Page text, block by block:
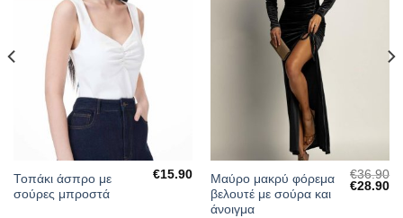
ΠΡΌΣΘΉΚΗ
ΣΤΗΝ
ΛΊΣΤΑ
ΕΠΙΘΥΜΙΏΝ
Τοπάκι άσπρο με
σούρες μπροστά
€15.90
ΠΡΌΣΘΉΚΗ
ΣΤΗΝ
ΛΊΣΤΑ
ΕΠΙΘΥΜΙΏΝ
Μαύρο μακρύ φόρεμα
βελουτέ με σούρα και
άνοιγμα
€36.90
Original
€28.90Η